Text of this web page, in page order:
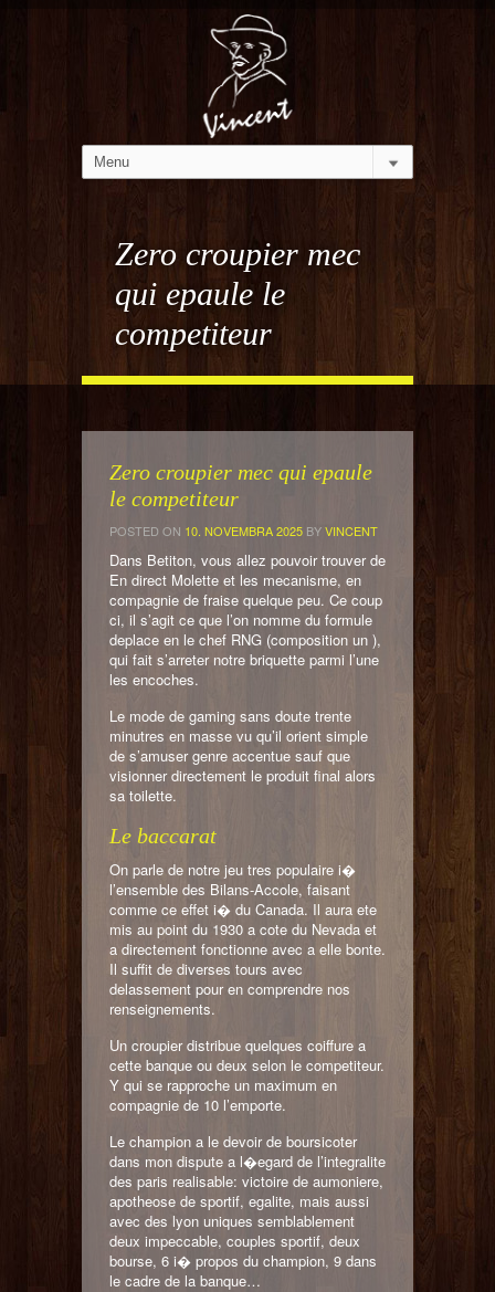
Zero croupier mec
qui epaule le
competiteur
Zero croupier mec qui epaule
le competiteur
POSTED ON 10. NOVEMBRA 2025 BYVINCENT
Dans Betiton, vous allez pouvoir trouver de
En direct Molette et les mecanisme, en
compagnie de fraise quelque peu. Ce coup
ci, il s’agit ce que l’on nomme du formule
deplace en le chef RNG (composition un ),
qui fait s’arreter notre briquette parmi l’une
les encoches.
Le mode de gaming sans doute trente
minutres en masse vu qu’il orient simple
de s’amuser genre accentue sauf que
visionner directement le produit final alors
sa toilette.
Le baccarat
On parle de notre jeu tres populaire i�
l’ensemble des Bilans-Accole, faisant
comme ce effet i� du Canada. Il aura ete
mis au point du 1930 a cote du Nevada et
a directement fonctionne avec a elle bonte.
Il suffit de diverses tours avec
delassement pour en comprendre nos
renseignements.
Un croupier distribue quelques coiffure a
cette banque ou deux selon le competiteur.
Y qui se rapproche un maximum en
compagnie de 10 l’emporte.
Le champion a le devoir de boursicoter
dans mon dispute a l�egard de l’integralite
des paris realisable: victoire de aumoniere,
apotheose de sportif, egalite, mais aussi
avec des lyon uniques semblablement
deux impeccable, couples sportif, deux
bourse, 6 i� propos du champion, 9 dans
le cadre de la banque…